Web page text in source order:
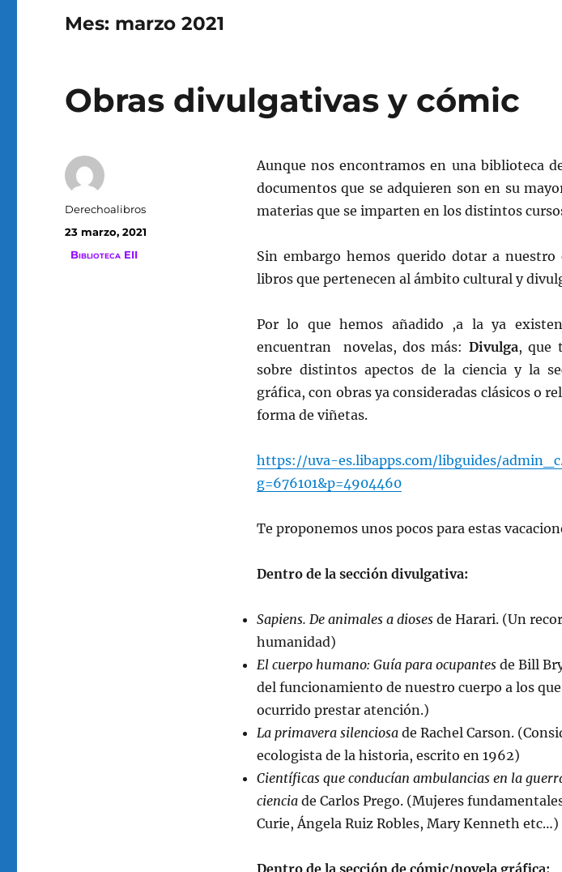
Mes: marzo 2021
Obras divulgativas y cómic
Aunque nos encontramos en una biblioteca
documentos que se adquieren son en su
materias que se imparten en los distintos
Sin embargo hemos querido dotar a
libros que pertenecen al ámbito cultural y
Por lo que hemos añadido ,a la ya
encuentran novelas, dos más: Divulga, que
sobre distintos apectos de la ciencia y la
gráfica, con obras ya consideradas clásicos o
forma de viñetas.
https://uva-es.libapps.com/libguides/
g=676101&p=4904460
Te proponemos unos pocos para estas
Dentro de la sección divulgativa:
Sapiens. De animales a diosesde Harari. (Un
humanidad)
El cuerpo humano: Guía para ocupantesde Bill
del funcionamiento de nuestro cuerpo a los
ocurrido prestar atención.)
La primavera silenciosade Rachel Carson.
ecologista de la historia, escrito en 1962)
Científicas que conducían ambulancias en la
cienciade Carlos Prego. (Mujeres
Curie, Ángela Ruiz Robles, Mary Kenneth etc…)
Autor
Derechoalibros
Publicado
el
23 marzo, 2021
Categorías
Biblioteca EII